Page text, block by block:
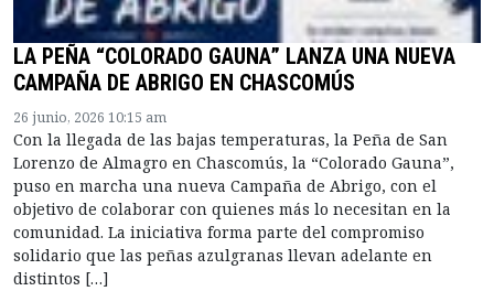
LA PEÑA “COLORADO GAUNA” LANZA UNA NUEVA
CAMPAÑA DE ABRIGO EN CHASCOMÚS
26 junio, 2026 10:15 am
Con la llegada de las bajas temperaturas, la Peña de San
Lorenzo de Almagro en Chascomús, la “Colorado Gauna”,
puso en marcha una nueva Campaña de Abrigo, con el
objetivo de colaborar con quienes más lo necesitan en la
comunidad. La iniciativa forma parte del compromiso
solidario que las peñas azulgranas llevan adelante en
distintos […]